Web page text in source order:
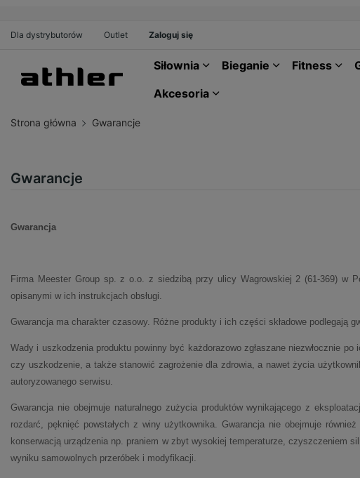
Dla dystrybutorów Outlet Zaloguj się
Siłownia Bieganie Fitness
Akcesoria
Strona główna Gwarancje
Gwarancje
Gwarancja
Firma Meester Group sp. z o.o. z siedzibą przy ulicy Wagrowskiej 2 (61-369) w
opisanymi w ich instrukcjach obsługi.
Gwarancja ma charakter czasowy. Różne produkty i ich części składowe podlegają
Wady i uszkodzenia produktu powinny być każdorazowo zgłaszane niezwłocznie
czy uszkodzenie, a także stanowić zagrożenie dla zdrowia, a nawet życia
autoryzowanego serwisu.
Gwarancja nie obejmuje naturalnego zużycia produktów wynikającego z
rozdarć, pęknięć powstałych z winy użytkownika. Gwarancja nie obejmuje
konserwacją urządzenia np. praniem w zbyt wysokiej temperaturze, czyszczeniem
wyniku samowolnych przeróbek i modyfikacji.